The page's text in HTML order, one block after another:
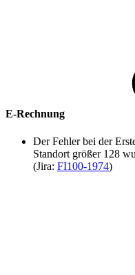
E-Rechnung
Der Fehler bei der
Standort größer 128
(Jira: FI100-1974)